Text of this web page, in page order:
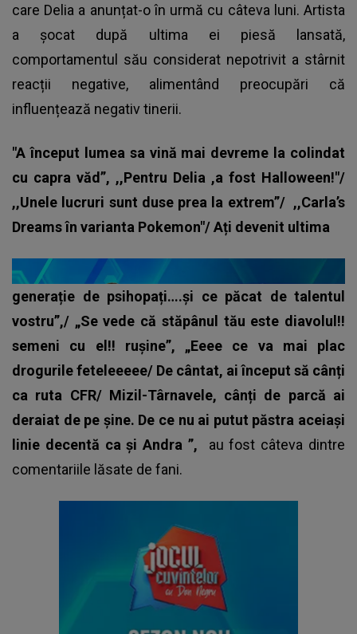
care Delia a anunțat-o în urmă cu câteva luni. Artista
a șocat după ultima ei piesă lansată,
comportamentul său considerat nepotrivit a stârnit
reacții negative, alimentând preocupări că
influențează negativ tinerii.
"A început lumea sa vină mai devreme la colindat
cu capra văd”, ,,Pentru Delia ,a fost Halloween!"/
,,Unele lucruri sunt duse prea la extrem”/ ,,Carla’s
Dreams în varianta Pokemon"/ Ați devenit ultima
generație de psihopați….și ce păcat de talentul
vostru”,/ „Se vede că stăpânul tău este diavolul!!
semeni cu el!! rușine”, „Eeee ce va mai plac
drogurile feteleeeee/ De cântat, ai început să cânți
ca ruta CFR/ Mizil-Târnavele, cânți de parcă ai
deraiat de pe șine. De ce nu ai putut păstra aceiași
linie decentă ca și Andra ”,
au fost câteva dintre
comentariile lăsate de fani.